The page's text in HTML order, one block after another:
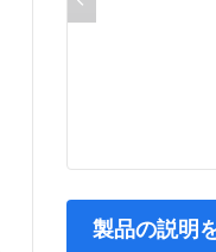
製品の説明